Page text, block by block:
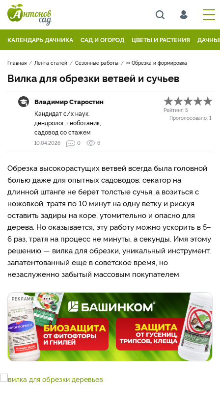
КАЛЕНДАРЬ ДАЧНИКА САД И ОГОРОД ЦВЕТЫ И РАСТЕНИЯ
Главная Лента статей Сезонные работы ✂ Обрезка и формировка
Вилка для обрезки ветвей и сучьев
Владимир Старостин
Кандидат с/х наук,
дендролог, геоботаник,
садовод со стажем
Рейтинг: 5
Проголосовало: 1
10.04.2026 0 6
Обрезка высокорастущих ветвей всегда была головной
болью даже для опытных садоводов: секатор на
длинной штанге не берет толстые сучья, а возиться с
ножовкой, тратя по 10 минут на одну ветку и рискуя
оставить задиры на коре, утомительно и опасно для
дерева. Но оказывается, эту работу можно ускорить в 5–
6 раз, тратя на процесс не минуты, а секунды. Имя этому
решению — вилка для обрезки, уникальный инструмент,
запатентованный еще в советское время, но
незаслуженно забытый массовым покупателем.
РЕКЛАМА